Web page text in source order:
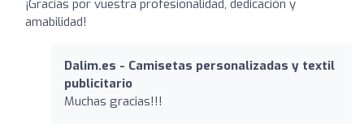
¡Gracias por vuestra profesionalidad, dedicación y
amabilidad!
Dalim.es - Camisetas personalizadas y textil
publicitario
Muchas gracias!!!